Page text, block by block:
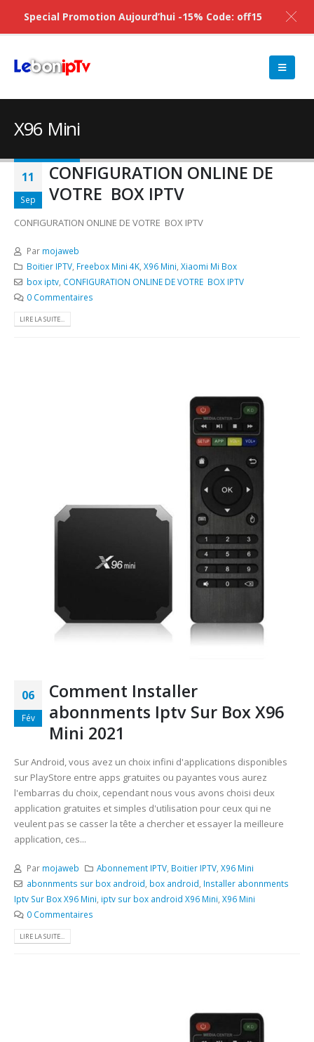
X96 Mini
11
Sep
CONFIGURATION ONLINE DE
VOTRE BOX IPTV
CONFIGURATION ONLINE DE VOTRE BOX IPTV
Par mojaweb
Boitier IPTV, Freebox Mini 4K, X96 Mini, Xiaomi Mi Box
box iptv, CONFIGURATION ONLINE DE VOTRE BOX IPTV
0 Commentaires
LIRE LA SUITE...
06
Fév
Comment Installer
abonnments Iptv Sur Box X96
Mini 2021
Sur Android, vous avez un choix infini d'applications disponibles
sur PlayStore entre apps gratuites ou payantes vous aurez
l'embarras du choix, cependant nous vous avons choisi deux
application gratuites et simples d'utilisation pour ceux qui ne
veulent pas se casser la tête a chercher et essayer la meilleure
application, ces...
Par mojaweb Abonnement IPTV Boitier IPTV ,X96 Mini
abonnments sur box android box android Installer abonnments
Iptv Sur Box X96 Mini iptv sur box android X96 Mini X96 Mini
0 Commentaires
LIRE LA SUITE...
Special Promotion Aujourd’hui -15% Code: off15